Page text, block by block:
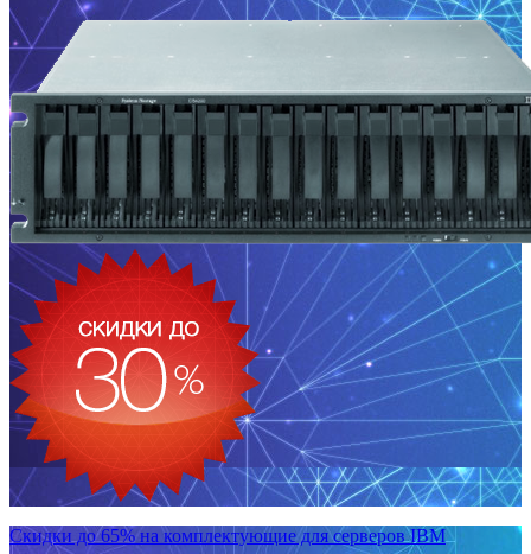
Скидки до 65% на комплектующие для серверов IBM